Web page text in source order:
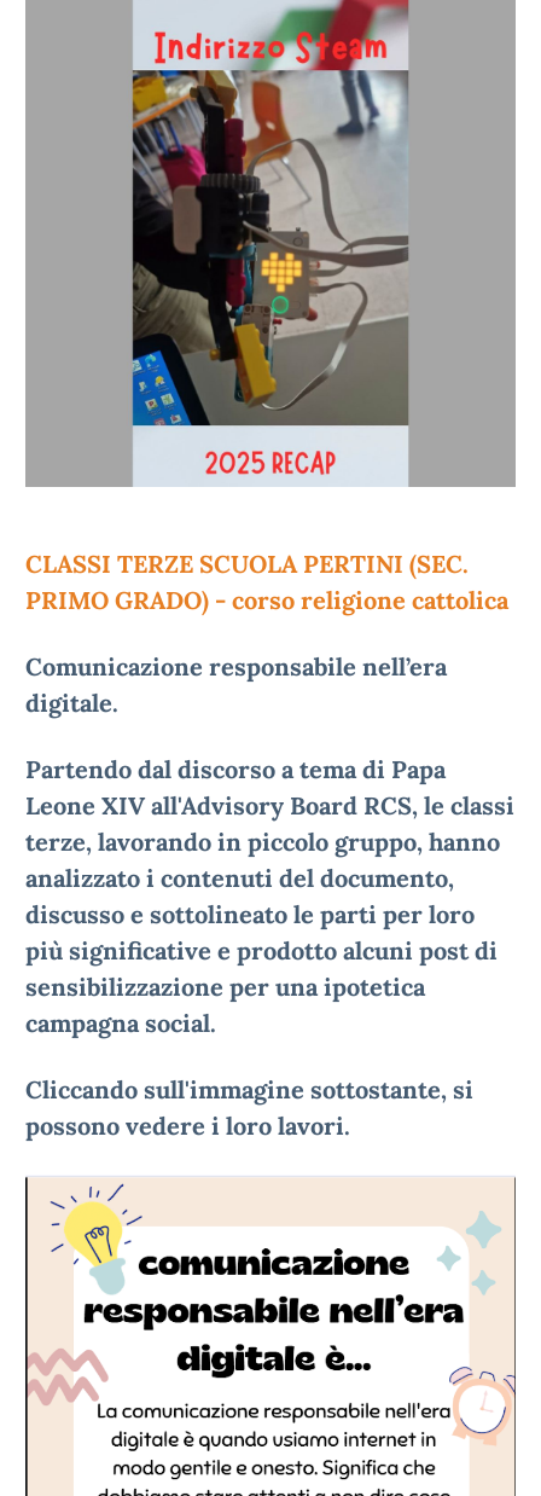
CLASSI TERZE SCUOLA PERTINI (SEC.
PRIMO GRADO) - corso religione cattolica
Comunicazione responsabile nell’era
digitale.
Partendo dal discorso a tema di Papa
Leone XIV all'Advisory Board RCS, le classi
terze, lavorando in piccolo gruppo, hanno
analizzato i contenuti del documento,
discusso e sottolineato le parti per loro
più significative e prodotto alcuni post di
sensibilizzazione per una ipotetica
campagna social.
Cliccando sull'immagine sottostante, si
possono vedere i loro lavori.